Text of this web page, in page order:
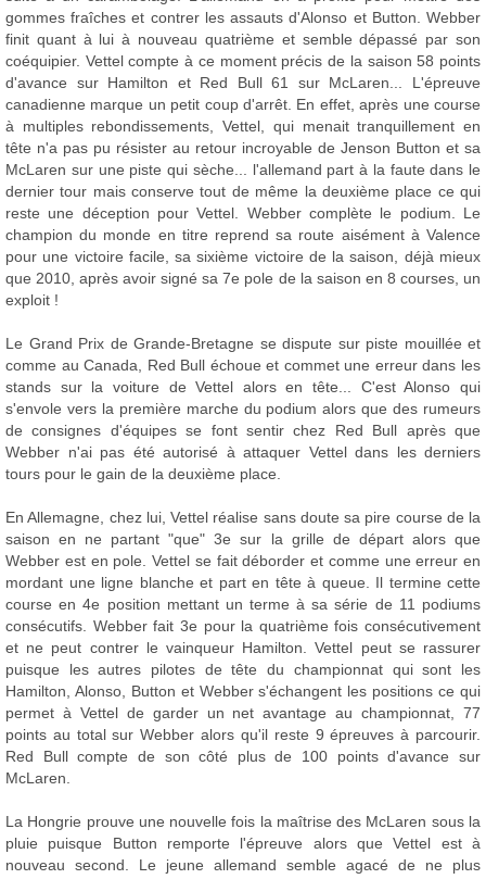
gommes fraîches et contrer les assauts d'Alonso et Button. Webber
finit quant à lui à nouveau quatrième et semble dépassé par son
coéquipier. Vettel compte à ce moment précis de la saison 58 points
d'avance sur Hamilton et Red Bull 61 sur McLaren... L'épreuve
canadienne marque un petit coup d'arrêt. En effet, après une course
à multiples rebondissements, Vettel, qui menait tranquillement en
tête n'a pas pu résister au retour incroyable de Jenson Button et sa
McLaren sur une piste qui sèche... l'allemand part à la faute dans le
dernier tour mais conserve tout de même la deuxième place ce qui
reste une déception pour Vettel. Webber complète le podium. Le
champion du monde en titre reprend sa route aisément à Valence
pour une victoire facile, sa sixième victoire de la saison, déjà mieux
que 2010, après avoir signé sa 7e pole de la saison en 8 courses, un
exploit !
Le Grand Prix de Grande-Bretagne se dispute sur piste mouillée et
comme au Canada, Red Bull échoue et commet une erreur dans les
stands sur la voiture de Vettel alors en tête... C'est Alonso qui
s'envole vers la première marche du podium alors que des rumeurs
de consignes d'équipes se font sentir chez Red Bull après que
Webber n'ai pas été autorisé à attaquer Vettel dans les derniers
tours pour le gain de la deuxième place.
En Allemagne, chez lui, Vettel réalise sans doute sa pire course de la
saison en ne partant "que" 3e sur la grille de départ alors que
Webber est en pole. Vettel se fait déborder et comme une erreur en
mordant une ligne blanche et part en tête à queue. Il termine cette
course en 4e position mettant un terme à sa série de 11 podiums
consécutifs. Webber fait 3e pour la quatrième fois consécutivement
et ne peut contrer le vainqueur Hamilton. Vettel peut se rassurer
puisque les autres pilotes de tête du championnat qui sont les
Hamilton, Alonso, Button et Webber s'échangent les positions ce qui
permet à Vettel de garder un net avantage au championnat, 77
points au total sur Webber alors qu'il reste 9 épreuves à parcourir.
Red Bull compte de son côté plus de 100 points d'avance sur
McLaren.
La Hongrie prouve une nouvelle fois la maîtrise des McLaren sous la
pluie puisque Button remporte l'épreuve alors que Vettel est à
nouveau second. Le jeune allemand semble agacé de ne plus